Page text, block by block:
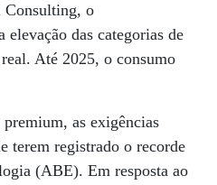
Consulting, o
das categorias de
Até 2025, o consumo
as exigências
terem registrado o recorde
(ABE). Em resposta ao